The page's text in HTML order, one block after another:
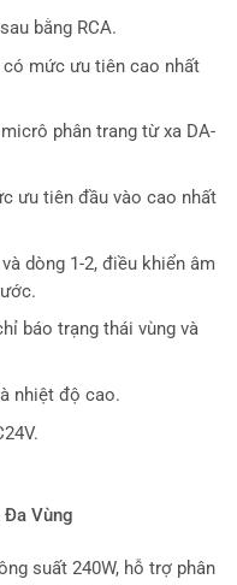
bằng RCA.
có mức ưu tiên cao nhất
phân trang từ xa DA-
ưu tiên đầu vào cao nhất
dòng 1-2, điều khiển âm
báo trạng thái vùng và
nhiệt độ cao.
Đa Vùng
suất 240W, hỗ trợ phân